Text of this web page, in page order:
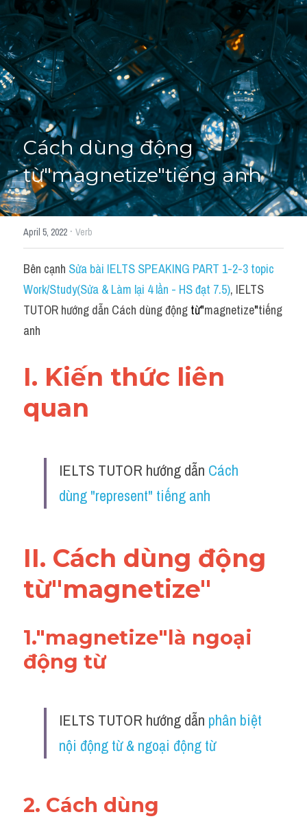
Học thử →
Cách dùng động
từ"magnetize"tiếng anh
April 5, 2022 · Verb
Bên cạnh Sửa bài IELTS SPEAKING PART 1-2-3 topic
Work/Study(Sửa & Làm lại 4 lần - HS đạt 7.5), IELTS
TUTOR hướng dẫn Cách dùng động từ"magnetize"tiếng
anh
I. Kiến thức liên
quan
IELTS TUTOR hướng dẫn Cách
dùng "represent" tiếng anh
II. Cách dùng động
từ"magnetize"
1."magnetize"là ngoại
động từ
IELTS TUTOR hướng dẫn phân biệt
nội động từ & ngoại động từ
2. Cách dùng